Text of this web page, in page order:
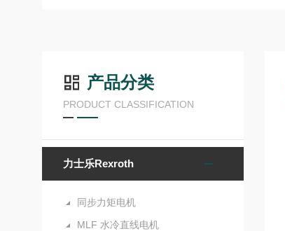
产品分类
PRODUCT CLASSIFICATION
力士乐Rexroth
同步力矩电机
MLF 水冷直线电机